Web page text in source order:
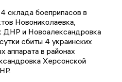
склада боеприпасов в
Новониколаевка,
ДНР и Новоалександровка
сбиты 4 украинских
аппарата в районах
Херсонской